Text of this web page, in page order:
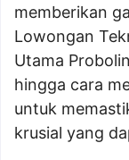
memberikan
Lowongan
Utama
hingga cara
untuk
krusial yang